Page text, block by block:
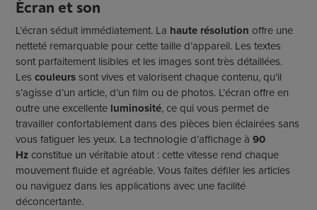
Écran et son
L’écran séduit immédiatement. La haute résolution offre une
netteté remarquable pour cette taille d’appareil. Les textes
sont parfaitement lisibles et les images sont très détaillées.
Lescouleurssont vives et valorisent chaque contenu, qu’il
s’agisse d’un article, d’un film ou de photos. L’écran offre en
outre une excellente luminosité, ce qui vous permet de
travailler confortablement dans des pièces bien éclairées sans
vous fatiguer les yeux. La technologie d’affichage à90
Hz constitue un véritable atout : cette vitesse rend chaque
mouvement fluide et agréable. Vous faites défiler les articles
ou naviguez dans les applications avec une facilité
déconcertante.